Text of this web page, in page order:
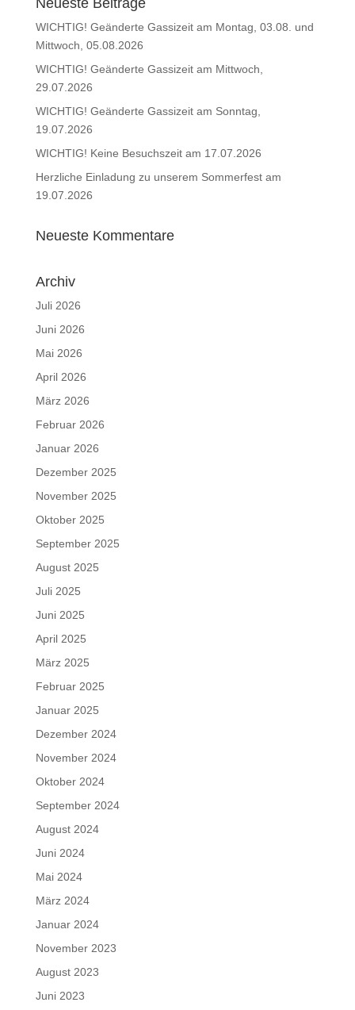
WICHTIG! Geänderte Gassizeit am Montag, 03.08. und
Mittwoch, 05.08.2026
WICHTIG! Geänderte Gassizeit am Mittwoch,
29.07.2026
WICHTIG! Geänderte Gassizeit am Sonntag,
19.07.2026
WICHTIG! Keine Besuchszeit am 17.07.2026
Herzliche Einladung zu unserem Sommerfest am
19.07.2026
Neueste Kommentare
Archiv
Juli 2026
Juni 2026
Mai 2026
April 2026
März 2026
Februar 2026
Januar 2026
Dezember 2025
November 2025
Oktober 2025
September 2025
August 2025
Juli 2025
Juni 2025
April 2025
März 2025
Februar 2025
Januar 2025
Dezember 2024
November 2024
Oktober 2024
September 2024
August 2024
Juni 2024
Mai 2024
März 2024
Januar 2024
November 2023
August 2023
Juni 2023